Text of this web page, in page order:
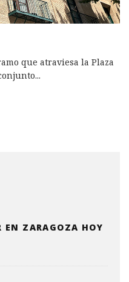
que atraviesa la Plaza
...
EN ZARAGOZA HOY